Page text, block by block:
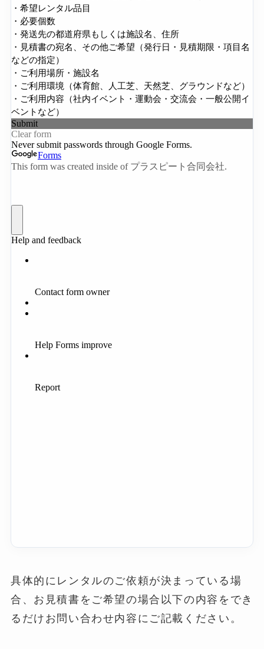
具体的にレンタルのご依頼が決まっている場
合、お見積書をご希望の場合以下の内容をでき
るだけお問い合わせ内容にご記載ください。